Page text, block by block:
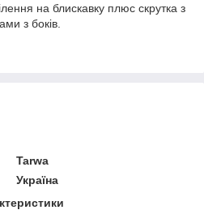
на блискавку плюс скрутка з
з боків.
Tarwa
Україна